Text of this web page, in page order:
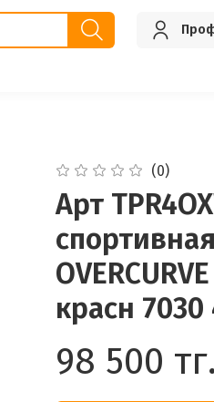
(0)
Арт
красн 7030
98 500 тг.